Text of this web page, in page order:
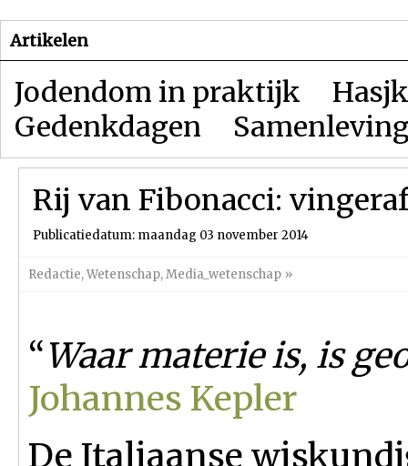
Artikelen
Jodendom in praktijk
Gedenkdagen
Rij van Fibonacci:
Publicatiedatum: maandag 03 november 2014
Redactie,Wetenschap,Media_wetenschap »
“Waar materie is, is
Johannes Kepler
De Italiaanse